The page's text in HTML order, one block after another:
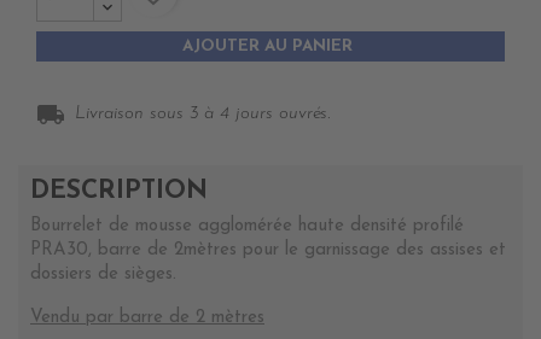
AJOUTER AU PANIER
local_shipping Livraison sous 3 à 4 jours ouvrés.
DESCRIPTION
Bourrelet de mousse agglomérée haute densité profilé
PRA30, barre de 2mètres pour le garnissage des assises et
dossiers de sièges.
Vendu par barre de 2 mètres